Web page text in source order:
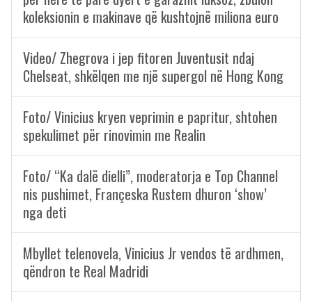
koleksionin e makinave që kushtojnë miliona euro
Video/ Zhegrova i jep fitoren Juventusit ndaj
Chelseat, shkëlqen me një supergol në Hong Kong
Foto/ Vinicius kryen veprimin e papritur, shtohen
spekulimet për rinovimin me Realin
Foto/ “Ka dalë dielli”, moderatorja e Top Channel
nis pushimet, Françeska Rustem dhuron ‘show’
nga deti
Mbyllet telenovela, Vinicius Jr vendos të ardhmen,
qëndron te Real Madridi